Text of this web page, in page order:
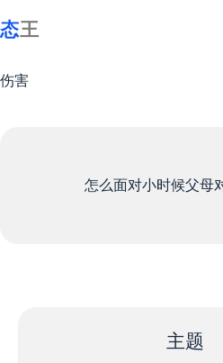
至
伤害
怎么面对小时候父母
主题